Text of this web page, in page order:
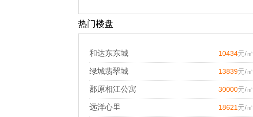
热门楼盘
和达东东城 10434元/㎡
绿城翡翠城 13839元/㎡
郡原相江公寓 30000元/㎡
远洋心里 18621 元/㎡